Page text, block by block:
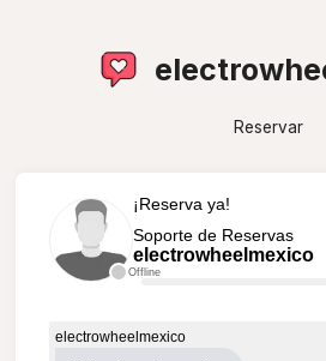
Reservar
Offline
¡Reserva ya!
Soporte de Reservas
electrowheelmexico
electrowheelmexico